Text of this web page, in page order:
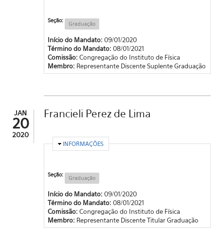
Seção: Graduação
Início do Mandato: 09/01/2020
Término do Mandato: 08/01/2021
Comissão: Congregação do Instituto de Física
Membro: Representante Discente Suplente Graduação
JAN
20
2020
Francieli Perez de Lima
OCULTAR
INFORMAÇÕES
Seção: Graduação
Início do Mandato: 09/01/2020
Término do Mandato: 08/01/2021
Comissão: Congregação do Instituto de Física
Membro: Representante Discente Titular Graduação